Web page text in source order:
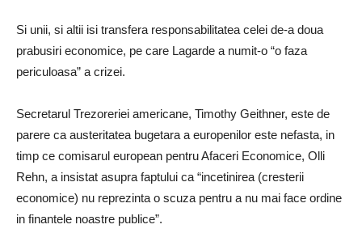
Si unii, si altii isi transfera responsabilitatea celei de-a doua
prabusiri economice, pe care Lagarde a numit-o “o faza
periculoasa” a crizei.
Secretarul Trezoreriei americane, Timothy Geithner, este de
parere ca austeritatea bugetara a europenilor este nefasta, in
timp ce comisarul european pentru Afaceri Economice, Olli
Rehn, a insistat asupra faptului ca “incetinirea (cresterii
economice) nu reprezinta o scuza pentru a nu mai face ordine
in finantele noastre publice”.